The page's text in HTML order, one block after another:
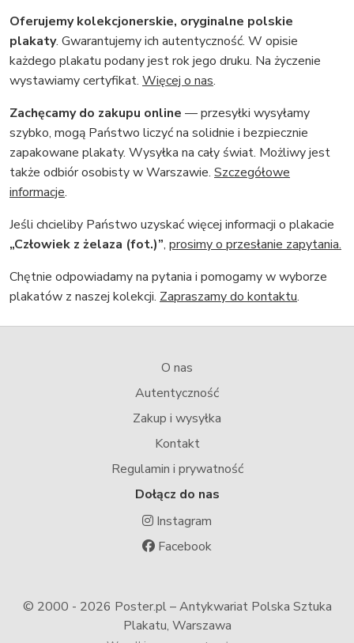
Oferujemy kolekcjonerskie, oryginalne polskie
plakaty. Gwarantujemy ich autentyczność. W opisie
każdego plakatu podany jest rok jego druku. Na życzenie
wystawiamy certyfikat. Więcej o nas.
Zachęcamy do zakupu online — przesyłki wysyłamy
szybko, mogą Państwo liczyć na solidnie i bezpiecznie
zapakowane plakaty. Wysyłka na cały świat. Możliwy jest
także odbiór osobisty w Warszawie. Szczegółowe
informacje.
Jeśli chcieliby Państwo uzyskać więcej informacji o plakacie
„Człowiek z żelaza (fot.)”, prosimy o przesłanie zapytania.
Chętnie odpowiadamy na pytania i pomogamy w wyborze
plakatów z naszej kolekcji. Zapraszamy do kontaktu.
O nas
Autentyczność
Zakup i wysyłka
Kontakt
Regulamin i prywatność
Dołącz do nas
Instagram
Facebook
© 2000 - 2026 Poster.pl – Antykwariat Polska Sztuka
Plakatu, Warszawa